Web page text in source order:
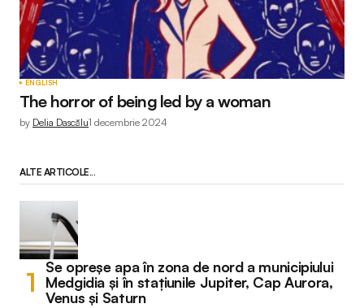
ENGLISH
The horror of being led by a woman
by Delia Dascălu1 decembrie 2024
ALTE ARTICOLE...
Se opreșe apa în zona de nord a municipiului
Medgidia și în stațiunile Jupiter, Cap Aurora,
Venus și Saturn